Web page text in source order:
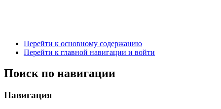
Перейти к основному содержанию
Перейти к главной навигации и войти
Поиск по навигации
Навигация